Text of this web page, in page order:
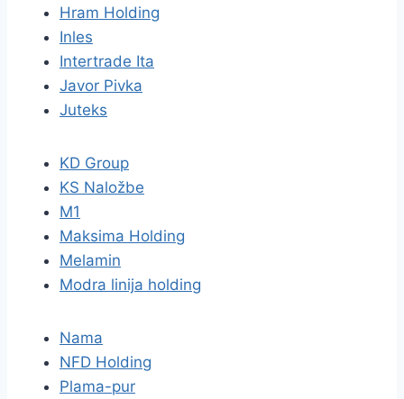
Hram Holding
Inles
Intertrade Ita
Javor Pivka
Juteks
KD Group
KS Naložbe
M1
Maksima Holding
Melamin
Modra linija holding
Nama
NFD Holding
Plama-pur